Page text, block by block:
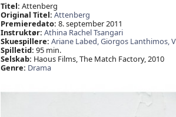
Titel: Attenberg
Original Titel: Attenberg
Premieredato: 8. september 2011
Instruktør: Athina Rachel Tsangari
Skuespillere: Ariane Labed,Giorgos Lanthimos,
Spilletid: 95 min.
Selskab: Haous Films, The Match Factory, 2010
Genre: Drama